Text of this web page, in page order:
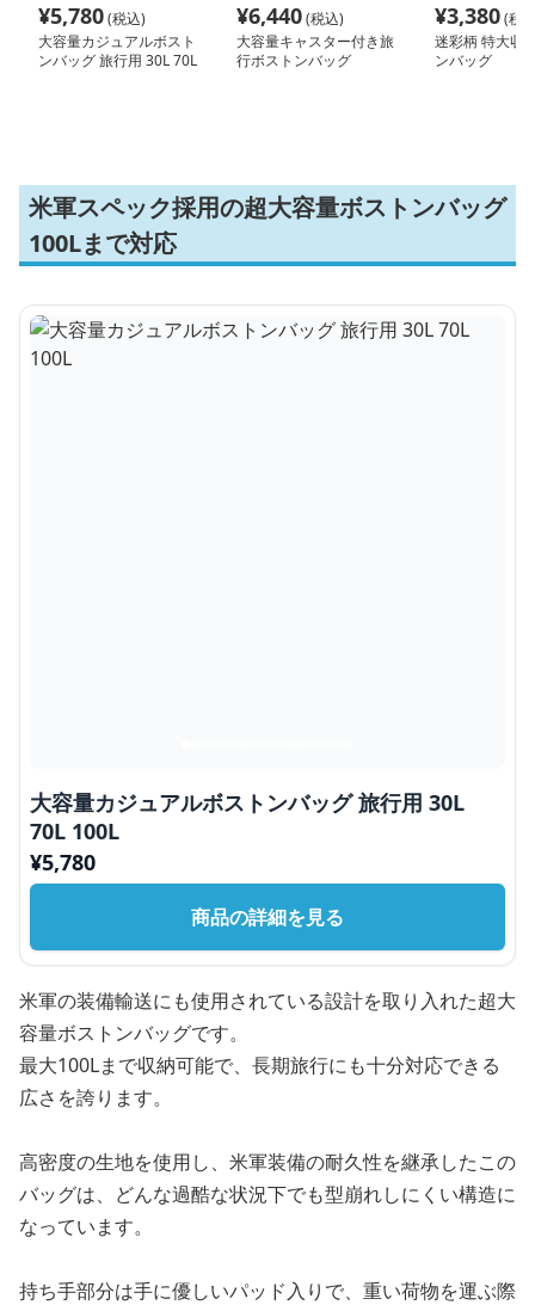
¥5,780(税込)
大容量カジュアルボスト
ンバッグ 旅行用 30L 70L
¥6,440(税込)
大容量キャスター付き旅
行ボストンバッグ
¥3,380(税
迷彩柄 特大収
ンバッグ
米軍スペック採用の超大容量ボストンバッグ
100Lまで対応
大容量カジュアルボストンバッグ 旅行用 30L
70L 100L
¥5,780
商品の詳細を見る
米軍の装備輸送にも使用されている設計を取り入れた超大
容量ボストンバッグです。
最大100Lまで収納可能で、長期旅行にも十分対応できる
広さを誇ります。
高密度の生地を使用し、米軍装備の耐久性を継承したこの
バッグは、どんな過酷な状況下でも型崩れしにくい構造に
なっています。
持ち手部分は手に優しいパッド入りで、重い荷物を運ぶ際